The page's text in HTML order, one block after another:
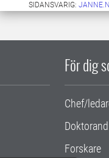
SIDANSVARIG:
För dig
Chef/
Forskare